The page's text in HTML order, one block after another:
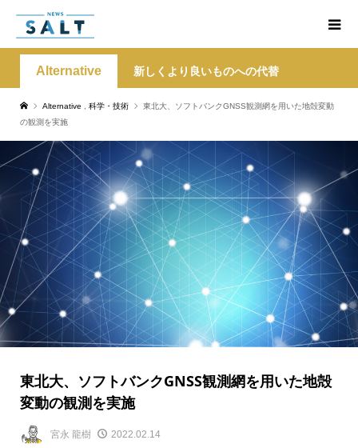
Alternative 新しくより良いものへの代替
Alternative 科学・技術
東北大、ソフトバンクGNSS観測網を用いた地殻変動
の観測を実施
東北大、ソフトバンクGNSS観測網を用いた地殻
変動の観測を実施
宮永 龍樹 2022.02.14